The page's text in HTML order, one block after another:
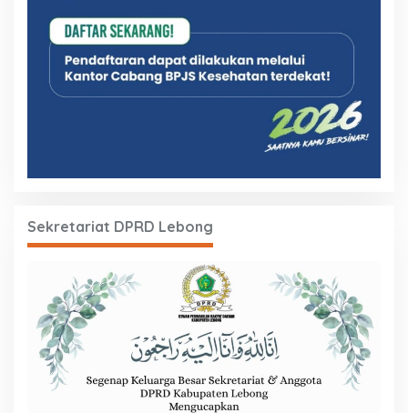
Sekretariat DPRD Lebong